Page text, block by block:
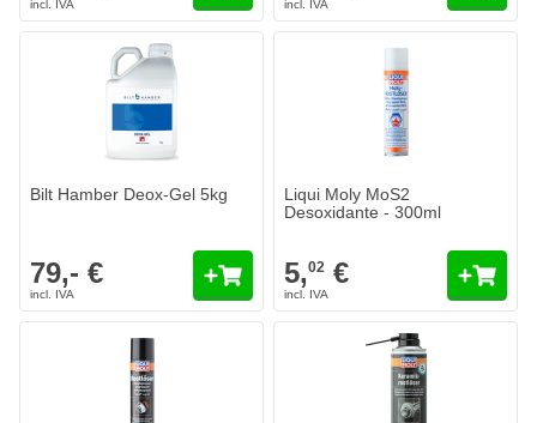
Bilt Hamber Deox-Gel 5kg
79,- €
Liqui Moly MoS2
Desoxidante - 300ml
5,02 €